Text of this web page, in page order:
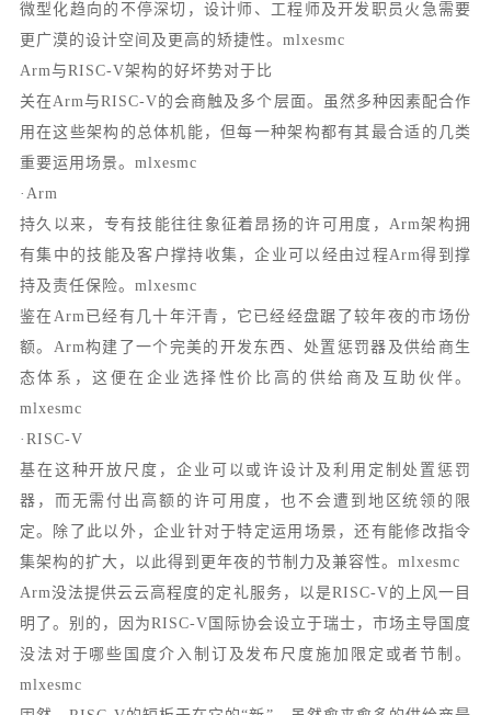
微型化趋向的不停深切，设计师、工程师及开发职员火急需要
更广漠的设计空间及更高的矫捷性。mlxesmc
Arm与RISC-V架构的好坏势对于比
关在Arm与RISC-V的会商触及多个层面。虽然多种因素配合作
用在这些架构的总体机能，但每一种架构都有其最合适的几类
重要运用场景。mlxesmc
·Arm
持久以来，专有技能往往象征着昂扬的许可用度，Arm架构拥
有集中的技能及客户撑持收集，企业可以经由过程Arm得到撑
持及责任保险。mlxesmc
鉴在Arm已经有几十年汗青，它已经经盘踞了较年夜的市场份
额。Arm构建了一个完美的开发东西、处置惩罚器及供给商生
态体系，这便在企业选择性价比高的供给商及互助伙伴。
mlxesmc
·RISC-V
基在这种开放尺度，企业可以或许设计及利用定制处置惩罚
器，而无需付出高额的许可用度，也不会遭到地区统领的限
定。除了此以外，企业针对于特定运用场景，还有能修改指令
集架构的扩大，以此得到更年夜的节制力及兼容性。mlxesmc
Arm没法提供云云高程度的定礼服务，以是RISC-V的上风一目
明了。别的，因为RISC-V国际协会设立于瑞士，市场主导国度
没法对于哪些国度介入制订及发布尺度施加限定或者节制。
mlxesmc